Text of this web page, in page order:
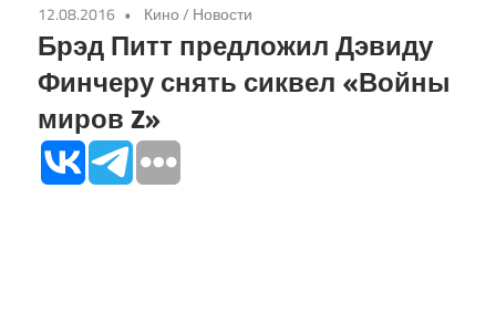
12.08.2016 Кино/ Новости
Брэд Питт предложил Дэвиду
Финчеру снять сиквел «Войны
миров Z»